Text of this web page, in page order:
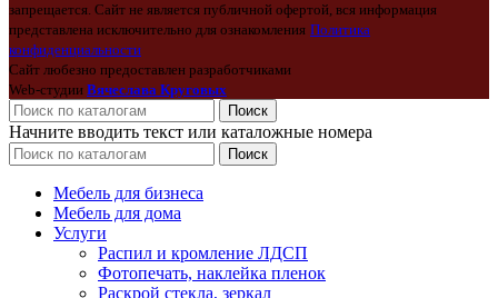
запрещается. Сайт не является публичной офертой, вся информация
представлена исключительно для ознакомления Политика
конфиденциальности
Сайт любезно предоставлен разработчиками
Web-студии Вячеслава Круговых
Поиск
Начните вводить текст или каталожные номера
Поиск
Мебель для бизнеса
Мебель для дома
Услуги
Распил и кромление ЛДСП
Фотопечать, наклейка пленок
Раскрой стекла, зеркал